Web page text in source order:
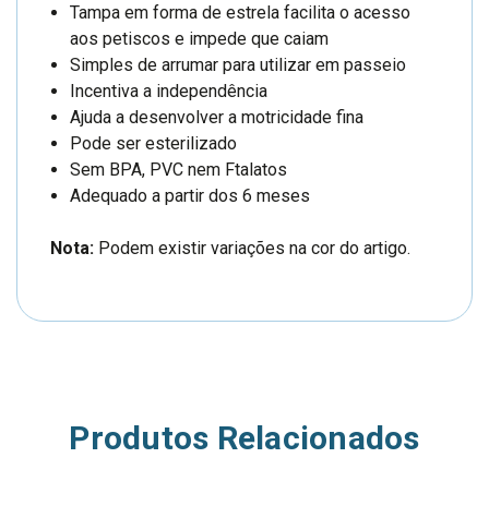
Tampa em forma de estrela facilita o acesso
aos petiscos e impede que caiam
Simples de arrumar para utilizar em passeio
Incentiva a independência
Ajuda a desenvolver a motricidade fina
Pode ser esterilizado
Sem BPA, PVC nem Ftalatos
Adequado a partir dos 6 meses
Nota: Podem existir variações na cor do artigo.
Produtos Relacionados